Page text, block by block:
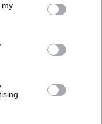
You may click to
third-party tags to
in below Google
my